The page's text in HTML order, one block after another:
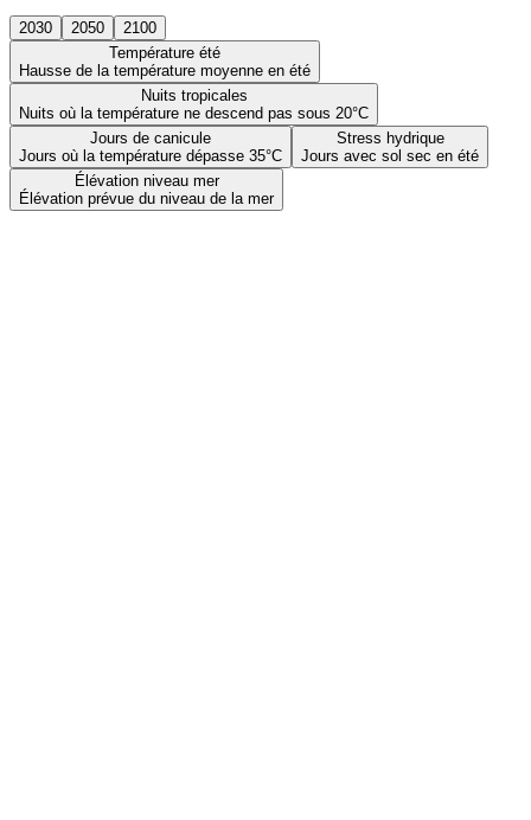
2030 2050
2100
Température été
Hausse de la température moyenne en été
Nuits tropicales
Nuits où la température ne descend pas sous 20°C
Jours de canicule
Jours où la température dépasse 35°C
Stress hydrique
Jours avec sol sec en été
Élévation niveau mer
Élévation prévue du niveau de la mer